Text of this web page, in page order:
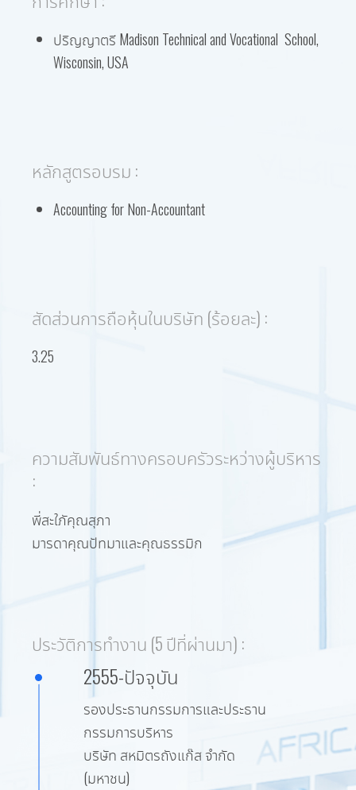
ปริญญาตรี Madison Technical and Vocational School,
Wisconsin, USA
หลักสูตรอบรม :
Accounting for Non-Accountant
สัดส่วนการถือหุ้นในบริษัท (ร้อยละ) :
3.25
ความสัมพันธ์ทางครอบครัวระหว่างผู้บริหาร
:
พี่สะใภัคุณสุภา
มารดาคุณปัทมาและคุณธรรมิก
ประวัติการทำงาน (5 ปีที่ผ่านมา) :
2555-ปัจจุบัน
รองประธานกรรมการและประธาน
กรรมการบริหาร
บริษัท สหมิตรถังแก๊ส จำกัด
(มหาชน)